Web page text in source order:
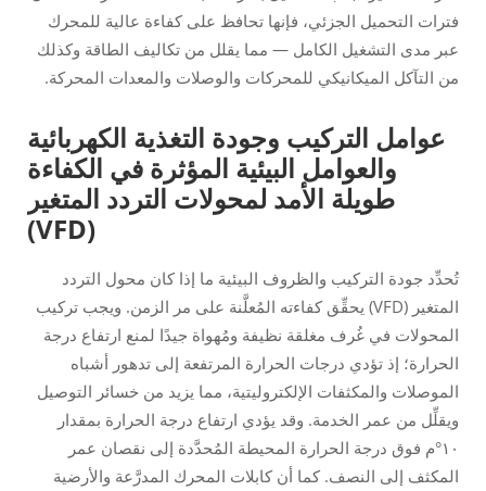
فترات التحميل الجزئي، فإنها تحافظ على كفاءة عالية للمحرك
عبر مدى التشغيل الكامل — مما يقلل من تكاليف الطاقة وكذلك
من التآكل الميكانيكي للمحركات والوصلات والمعدات المحركة.
عوامل التركيب وجودة التغذية الكهربائية
والعوامل البيئية المؤثرة في الكفاءة
طويلة الأمد لمحولات التردد المتغير
(VFD)
تُحدِّد جودة التركيب والظروف البيئية ما إذا كان محول التردد
المتغير (VFD) يحقِّق كفاءته المُعلَّنة على مر الزمن. ويجب تركيب
المحولات في غُرف مغلقة نظيفة ومُهواة جيدًا لمنع ارتفاع درجة
الحرارة؛ إذ تؤدي درجات الحرارة المرتفعة إلى تدهور أشباه
الموصلات والمكثفات الإلكتروليتية، مما يزيد من خسائر التوصيل
ويقلِّل من عمر الخدمة. وقد يؤدي ارتفاع درجة الحرارة بمقدار
١٠°م فوق درجة الحرارة المحيطة المُحدَّدة إلى نقصان عمر
المكثف إلى النصف. كما أن كابلات المحرك المدرَّعة والأرضية